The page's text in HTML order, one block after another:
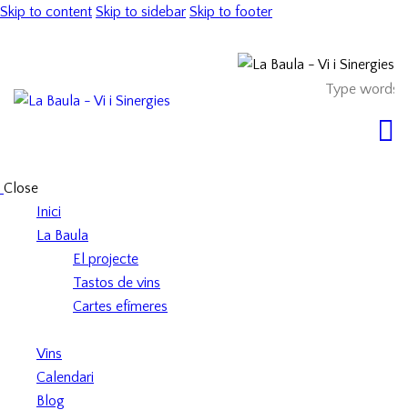
Skip to content Skip to sidebar Skip to footer
Close
Inici
La Baula
El projecte
Tastos de vins
Cartes efímeres
Vins
Calendari
Blog